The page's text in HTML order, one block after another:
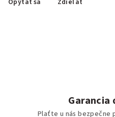
Opýtať sa Zdieľať
Garancia
Plaťte u nás bezpečne